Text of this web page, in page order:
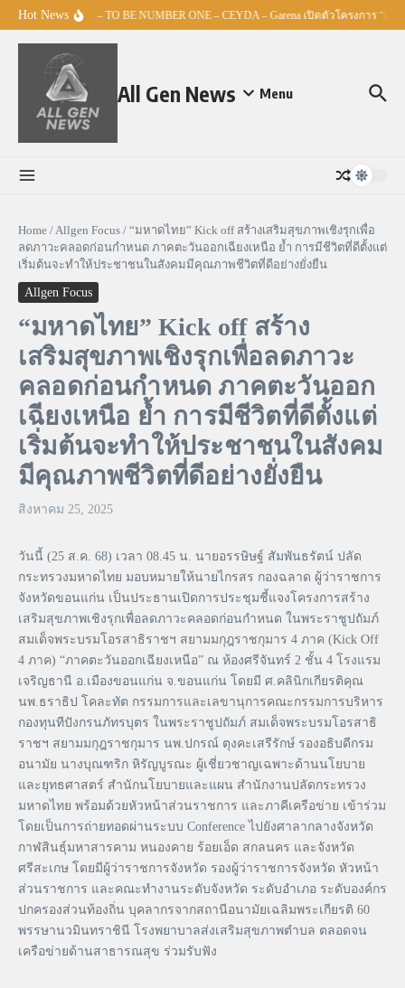
Skip to content
Hot News ศธ. – TO BE NUMBER ONE – CEYDA – Garena เปิดตัวโครงการ
All Gen News Menu
Home /Allgen Focus / “มหาดไทย” Kick off สร้างเสริมสุขภาพเชิงรุกเพื่อ
ลดภาวะคลอดก่อนกำหนด ภาคตะวันออกเฉียงเหนือ ย้ำ การมีชีวิตที่ดีตั้งแต่
เริ่มต้นจะทำให้ประชาชนในสังคมมีคุณภาพชีวิตที่ดีอย่างยั่งยืน
Allgen Focus
“มหาดไทย” Kick off สร้าง
เสริมสุขภาพเชิงรุกเพื่อลดภาวะ
คลอดก่อนกำหนด ภาคตะวันออก
เฉียงเหนือ ย้ำ การมีชีวิตที่ดีตั้งแต่
เริ่มต้นจะทำให้ประชาชนในสังคม
มีคุณภาพชีวิตที่ดีอย่างยั่งยืน
สิงหาคม 25, 2025
วันนี้ (25 ส.ค. 68) เวลา 08.45 น. นายอรรษิษฐ์ สัมพันธรัตน์ ปลัด
กระทรวงมหาดไทย มอบหมายให้นายไกรสร กองฉลาด ผู้ว่าราชการ
จังหวัดขอนแก่น เป็นประธานเปิดการประชุมชี้แจงโครงการสร้าง
เสริมสุขภาพเชิงรุกเพื่อลดภาวะคลอดก่อนกำหนด ในพระราชูปถัมภ์
สมเด็จพระบรมโอรสาธิราชฯ สยามมกุฎราชกุมาร 4 ภาค (Kick Off
4 ภาค) “ภาคตะวันออกเฉียงเหนือ” ณ ห้องศรีจันทร์ 2 ชั้น 4 โรงแรม
เจริญธานี อ.เมืองขอนแก่น จ.ขอนแก่น โดยมี ศ.คลินิกเกียรติคุณ
นพ.ธราธิป โคละทัต กรรมการและเลขานุการคณะกรรมการบริหาร
กองทุนทีปังกรนภัทรบุตร ในพระราชูปถัมภ์ สมเด็จพระบรมโอรสาธิ
ราชฯ สยามมกุฎราชกุมาร นพ.ปกรณ์ ตุงคะเสรีรักษ์ รองอธิบดีกรม
อนามัย นางบุณฑริก หิรัญบูรณะ ผู้เชี่ยวชาญเฉพาะด้านนโยบาย
และยุทธศาสตร์ สำนักนโยบายและแผน สำนักงานปลัดกระทรวง
มหาดไทย พร้อมด้วยหัวหน้าส่วนราชการ และภาคีเครือข่าย เข้าร่วม
โดยเป็นการถ่ายทอดผ่านระบบ Conference ไปยังศาลากลางจังหวัด
กาฬสินธุ์มหาสารคาม หนองคาย ร้อยเอ็ด สกลนคร และจังหวัด
ศรีสะเกษ โดยมีผู้ว่าราชการจังหวัด รองผู้ว่าราชการจังหวัด หัวหน้า
ส่วนราชการ และคณะทำงานระดับจังหวัด ระดับอำเภอ ระดับองค์กร
ปกครองส่วนท้องถิ่น บุคลากรจากสถานีอนามัยเฉลิมพระเกียรติ 60
พรรษานวมินทราชินี โรงพยาบาลส่งเสริมสุขภาพตำบล ตลอดจน
เครือข่ายด้านสาธารณสุข ร่วมรับฟัง